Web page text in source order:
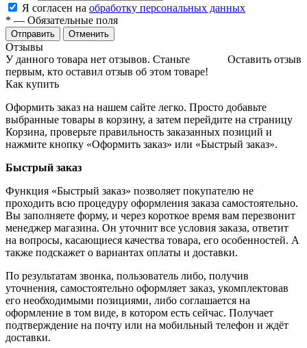
Я согласен на обработку персональных данных
* — Обязательные поля
Отменить
Отзывы
Оставить отзыв
У данного товара нет отзывов. Станьте
первым, кто оставил отзыв об этом товаре!
Как купить
Оформить заказ на нашем сайте легко. Просто добавьте
выбранные товары в корзину, а затем перейдите на страницу
Корзина, проверьте правильность заказанных позиций и
нажмите кнопку «Оформить заказ» или «Быстрый заказ».
Быстрый заказ
Функция «Быстрый заказ» позволяет покупателю не
проходить всю процедуру оформления заказа самостоятельно.
Вы заполняете форму, и через короткое время вам перезвонит
менеджер магазина. Он уточнит все условия заказа, ответит
на вопросы, касающиеся качества товара, его особенностей. А
также подскажет о вариантах оплаты и доставки.
По результатам звонка, пользователь либо, получив
уточнения, самостоятельно оформляет заказ, укомплектовав
его необходимыми позициями, либо соглашается на
оформление в том виде, в котором есть сейчас. Получает
подтверждение на почту или на мобильный телефон и ждёт
доставки.